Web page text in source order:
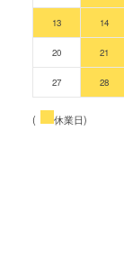
13 14
20 21
27 28
( 休業日)